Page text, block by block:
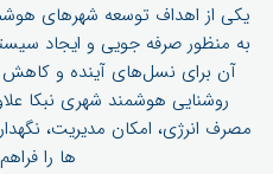
یکی از اهداف توسعه شهرهای
به منظور صرفه جویی و ایجاد
آن برای نسل‌های آینده و کاهش
روشنایی هوشمند شهری نبکا
مصرف انرژی، امکان مدیریت،
ها را